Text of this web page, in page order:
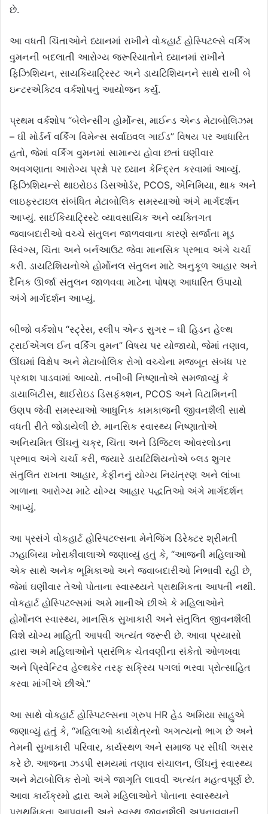
છે.
આ વધતી ચિંતાઓને ધ્યાનમાં રાખીને વોકહાર્ટ હોસ્પિટલ્સે વર્કિંગ
વુમનની બદલાતી આરોગ્ય જરૂરિયાતોને ધ્યાનમાં રાખીને
ફિઝિશિયન, સાયકિયાટ્રિસ્ટ અને ડાયટિશિયનને સાથે રાખી બે
ઇન્ટરએક્ટિવ વર્કશોપનું આયોજન કર્યું.
પ્રથમ વર્કશોપ “બેલેન્સીંગ હોર્મોન્સ, માઈન્ડ એન્ડ મેટાબોલિઝમ
– ઘી મોર્ડર્ન વર્કિંગ વિમેન્સ સર્વાઇવલ ગાઈડ” વિષય પર આધારિત
હતો, જેમાં વર્કિંગ વુમનમાં સામાન્ય હોવા છતાં ઘણીવાર
અવગણાતા આરોગ્ય પ્રશ્નો પર ધ્યાન કેન્દ્રિત કરવામાં આવ્યું.
ફિઝિશિયન્સે થાઇરોઇડ ડિસઓર્ડર, PCOS, એનિમિયા, થાક અને
લાઇફસ્ટાઇલ સંબંધિત મેટાબોલિક સમસ્યાઓ અંગે માર્ગદર્શન
આપ્યું. સાઈકિયાટ્રિસ્ટે વ્યાવસાયિક અને વ્યક્તિગત
જવાબદારીઓ વચ્ચે સંતુલન જાળવવાના કારણે સર્જાતા મૂડ
સ્વિંગ્સ, ચિંતા અને બર્નઆઉટ જેવા માનસિક પ્રભાવ અંગે ચર્ચા
કરી. ડાયટિશિયનોએ હોર્મોનલ સંતુલન માટે અનુકૂળ આહાર અને
દૈનિક ઊર્જા સંતુલન જાળવવા માટેના પોષણ આધારિત ઉપાયો
અંગે માર્ગદર્શન આપ્યું.
બીજો વર્કશોપ “સ્ટ્રેસ, સ્લીપ એન્ડ સુગર – ઘી હિડન હેલ્થ
ટ્રાઈએંગલ ઈન વર્કિંગ વુમન” વિષય પર યોજાયો, જેમાં તણાવ,
ઊંઘમાં વિક્ષેપ અને મેટાબોલિક રોગો વચ્ચેના મજબૂત સંબંધ પર
પ્રકાશ પાડવામાં આવ્યો. તબીબી નિષ્ણાતોએ સમજાવ્યું કે
ડાયાબિટીસ, થાઈરોઇડ ડિસફંક્શન, PCOS અને વિટામિનની
ઉણપ જેવી સમસ્યાઓ આધુનિક કામકાજની જીવનશૈલી સાથે
વધતી રીતે જોડાયેલી છે. માનસિક સ્વાસ્થ્ય નિષ્ણાતોએ
અનિયમિત ઊંઘનું ચક્ર, ચિંતા અને ડિજિટલ ઓવરલોડના
પ્રભાવ અંગે ચર્ચા કરી, જ્યારે ડાયટિશિયનોએ બ્લડ શુગર
સંતુલિત રાખતા આહાર, કેફીનનું યોગ્ય નિયંત્રણ અને લાંબા
ગાળાના આરોગ્ય માટે યોગ્ય આહાર પદ્ધતિઓ અંગે માર્ગદર્શન
આપ્યું.
આ પ્રસંગે વોકહાર્ટ હોસ્પિટલ્સના મેનેજિંગ ડિરેક્ટર શ્રીમતી
ઝહાબિયા ખોરાકીવાલાએ જણાવ્યું હતું કે, “આજની મહિલાઓ
એક સાથે અનેક ભૂમિકાઓ અને જવાબદારીઓ નિભાવી રહી છે,
જેમાં ઘણીવાર તેઓ પોતાના સ્વાસ્થ્યને પ્રાથમિકતા આપતી નથી.
વોકહાર્ટ હોસ્પિટલ્સમાં અમે માનીએ છીએ કે મહિલાઓને
હોર્મોનલ સ્વાસ્થ્ય, માનસિક સુખાકારી અને સંતુલિત જીવનશૈલી
વિશે યોગ્ય માહિતી આપવી અત્યંત જરૂરી છે. આવા પ્રયાસો
દ્વારા અમે મહિલાઓને પ્રારંભિક ચેતવણીના સંકેતો ઓળખવા
અને પ્રિવેન્ટિવ હેલ્થકેર તરફ સક્રિય પગલાં ભરવા પ્રોત્સાહિત
કરવા માંગીએ છીએ.”
આ સાથે વોકહાર્ટ હોસ્પિટલ્સના ગ્રુપ HR હેડ અમિયા સાહુએ
જણાવ્યું હતું કે, “મહિલાઓ કાર્યક્ષેત્રનો અગત્યનો ભાગ છે અને
તેમની સુખાકારી પરિવાર, કાર્યસ્થળ અને સમાજ પર સીધી અસર
કરે છે. આજના ઝડપી સમયમાં તણાવ સંચાલન, ઊંઘનું સ્વાસ્થ્ય
અને મેટાબોલિક રોગો અંગે જાગૃતિ લાવવી અત્યંત મહત્વપૂર્ણ છે.
આવા કાર્યક્રમો દ્વારા અમે મહિલાઓને પોતાના સ્વાસ્થ્યને
પ્રાથમિકતા આપવાની અને સ્વસ્થ જીવનશૈલી અપનાવવાની